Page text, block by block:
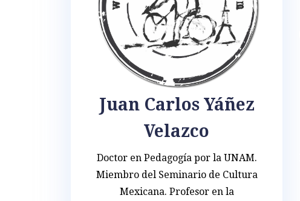
Juan Carlos Yáñez
Velazco
Doctor en Pedagogía por la UNAM.
Miembro del Seminario de Cultura
Mexicana. Profesor en la